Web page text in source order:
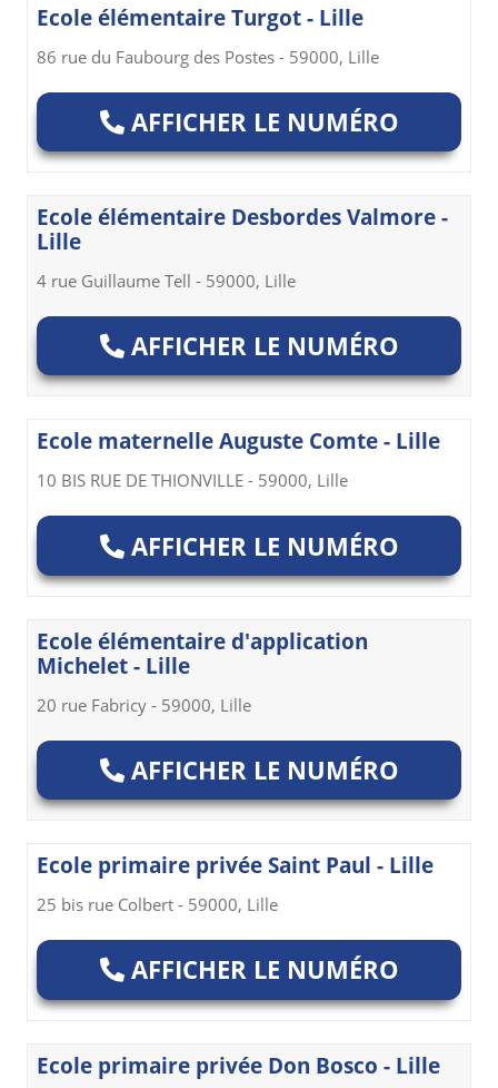
Ecole élémentaire Turgot - Lille
86 rue du Faubourg des Postes - 59000, Lille
AFFICHER LE NUMÉRO
Ecole élémentaire Desbordes Valmore -
Lille
4 rue Guillaume Tell - 59000, Lille
AFFICHER LE NUMÉRO
Ecole maternelle Auguste Comte - Lille
10 BIS RUE DE THIONVILLE - 59000, Lille
AFFICHER LE NUMÉRO
Ecole élémentaire d'application
Michelet - Lille
20 rue Fabricy - 59000, Lille
AFFICHER LE NUMÉRO
Ecole primaire privée Saint Paul - Lille
25 bis rue Colbert - 59000, Lille
AFFICHER LE NUMÉRO
Ecole primaire privée Don Bosco - Lille